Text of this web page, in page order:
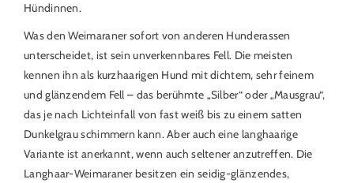
Hündinnen.
Was den Weimaraner sofort von anderen Hunderassen
unterscheidet, ist sein unverkennbares Fell. Die meisten
kennen ihn als kurzhaarigen Hund mit dichtem, sehr feinem
und glänzendem Fell – das berühmte „Silber“ oder „Mausgrau“,
das je nach Lichteinfall von fast weiß bis zu einem satten
Dunkelgrau schimmern kann. Aber auch eine langhaarige
Variante ist anerkannt, wenn auch seltener anzutreffen. Die
Langhaar-Weimaraner besitzen ein seidig-glänzendes,